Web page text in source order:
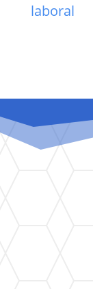
laboral